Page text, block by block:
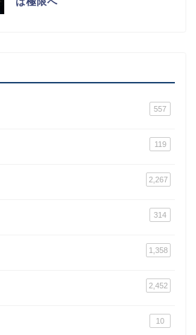
557
119
2,267
314
1,358
2,452
10